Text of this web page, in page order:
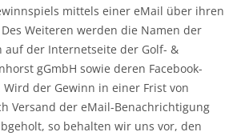
mittels einer eMail über ihren
Weiteren werden die Namen der
auf der Internetseite der Golf- &
gGmbH sowie deren Facebook-
der Gewinn in einer Frist von
Versand der eMail-Benachrichtigung
so behalten wir uns vor, den